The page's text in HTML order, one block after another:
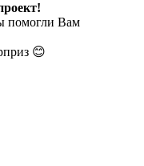
помогли Вам
😊